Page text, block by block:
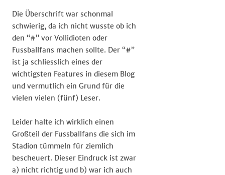
Fussballfans
Die Überschrift war schonmal
schwierig, da ich nicht wusste ob ich
den “#” vor Vollidioten oder
Fussballfans machen sollte. Der “#”
ist ja schliesslich eines der
wichtigsten Features in diesem Blog
und vermutlich ein Grund für die
vielen vielen (fünf) Leser.
Leider halte ich wirklich einen
Großteil der Fussballfans die sich im
Stadion tümmeln für ziemlich
bescheuert. Dieser Eindruck ist zwar
a) nicht richtig und b) war ich auch